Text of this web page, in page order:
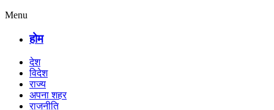
Menu
होम
देश
विदेश
राज्य
अपना शहर
राजनीति